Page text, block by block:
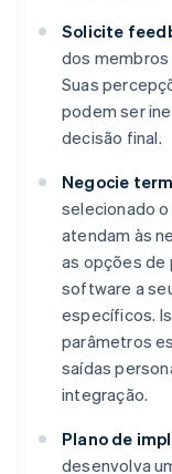
Solicite
dos membros
Suas
podem ser
decisão final.
Negocie
selecionado
atendam às
as opções de
software a
específicos.
parâmetros
saídas
integração.
Plano de
desenvolva